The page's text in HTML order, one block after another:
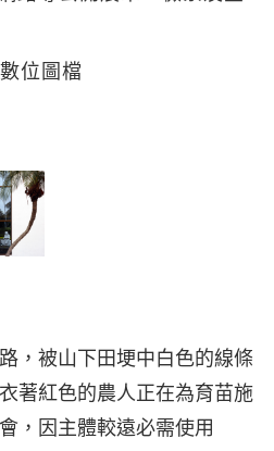
位圖檔
，被山下田埂中白色的線條
著紅色的農人正在為育苗施
，因主體較遠必需使用